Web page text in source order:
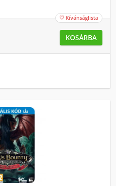
 Kívánságlista
KOSÁRBA